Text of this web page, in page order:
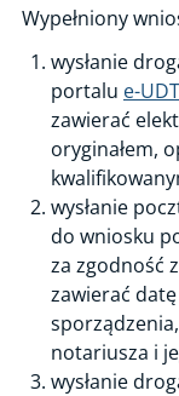
Wypełniony
wysłanie
portalu e-UDT
zawierać
oryginałem,
wysłanie
do wniosku
za zgodność
zawierać
notariusza i
wysłanie